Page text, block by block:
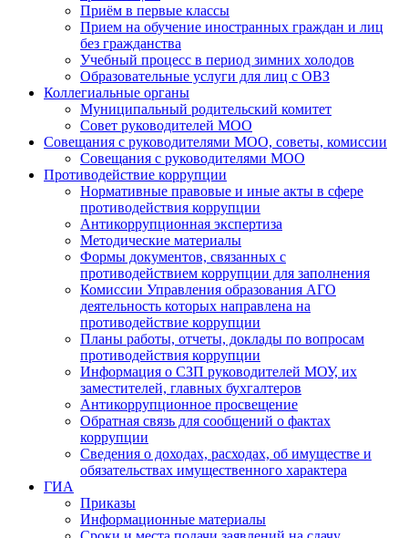
Приём в первые классы
Прием на обучение иностранных граждан и лиц
без гражданства
Учебный процесс в период зимних холодов
Образовательные услуги для лиц с ОВЗ
Коллегиальные органы
Муниципальный родительский комитет
Совет руководителей МОО
Совещания с руководителями МОО, советы, комиссии
Совещания с руководителями МОО
Противодействие коррупции
Нормативные правовые и иные акты в сфере
противодействия коррупции
Антикоррупционная экспертиза
Методические материалы
Формы документов, связанных с
противодействием коррупции для заполнения
Комиссии Управления образования АГО
деятельность которых направлена на
противодействие коррупции
Планы работы, отчеты, доклады по вопросам
противодействия коррупции
Информация о СЗП руководителей МОУ, их
заместителей, главных бухгалтеров
Антикоррупционное просвещение
Обратная связь для сообщений о фактах
коррупции
Сведения о доходах, расходах, об имуществе и
обязательствах имущественного характера
ГИА
Приказы
Информационные материалы